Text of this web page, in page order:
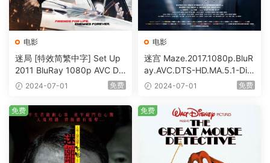
电影
迷局 [特效简繁中字] Set Up
2011 BluRay 1080p AVC DT
S-HD MA5.1-shhaclm@CHD
2024-07-01 免费
电影
迷宫 Maze.2017.1080p.BluR
ay.AVC.DTS-HD.MA.5.1-DiY
@HDHome [BDISO 19.7GB]
2024-07-01 免费
免费 免费